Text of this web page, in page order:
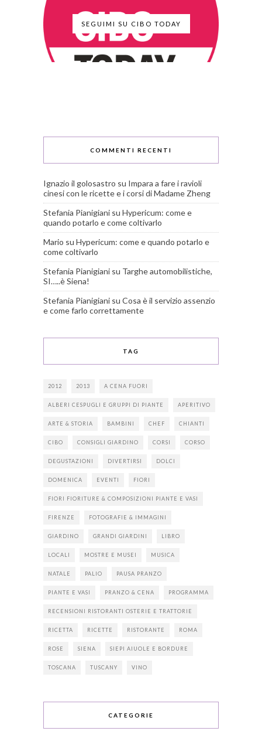
SEGUIMI SU CIBO TODAY
COMMENTI RECENTI
Ignazio il golosastro su Impara a fare i ravioli
cinesi con le ricette e i corsi di Madame Zheng
Stefania Pianigiani su Hypericum: come e
quando potarlo e come coltivarlo
Mario su Hypericum: come e quando potarlo e
come coltivarlo
Stefania Pianigiani su Targhe automobilistiche,
SI…..è Siena!
Stefania Pianigiani su Cosa è il servizio assenzio
e come farlo correttamente
TAG
2012 2013 A CENA FUORI
ALBERI CESPUGLI E GRUPPI DI PIANTE APERITIVO
ARTE & STORIA BAMBINI CHEF CHIANTI
CIBO CONSIGLI GIARDINO CORSI CORSO
DEGUSTAZIONI DIVERTIRSI DOLCI
DOMENICA EVENTI FIORI
FIORI FIORITURE & COMPOSIZIONI PIANTE E VASI
FIRENZE FOTOGRAFIE & IMMAGINI
GIARDINO GRANDI GIARDINI LIBRO
LOCALI MOSTRE E MUSEI MUSICA
NATALE PALIO PAUSA PRANZO
PIANTE E VASI PRANZO & CENA PROGRAMMA
RECENSIONI RISTORANTI OSTERIE E TRATTORIE
RICETTA RICETTE RISTORANTE ROMA
ROSE SIENA SIEPI AIUOLE E BORDURE
TOSCANA TUSCANY VINO
CATEGORIE